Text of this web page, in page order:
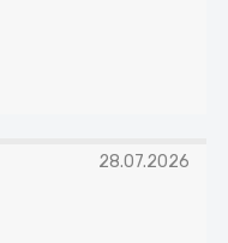
28.07.2026